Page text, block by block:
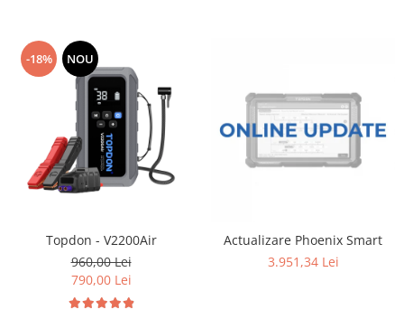
-18% NOU
Topdon - V2200Air
960,00 Lei
790,00 Lei
Actualizare Phoenix Smart
3.951,34 Lei